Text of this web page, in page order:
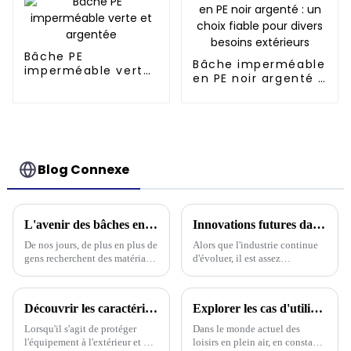
Bâche PE
imperméable verte
Bâche imperméable
en PE noir argenté :
Blog Connexe
L'avenir des bâches en polyéthylène durables pour les acheteurs internationaux
De nos jours, de plus en plus de
gens recherchent des matériaux
Cela a considérablement accru
Innovations futures dans la technologie des bâches PE pour l'industrie 2025
Alors que l'industrie continue
d'évoluer, il est assez
les futures innovations dans la
vont vraiment bouleverser les
choses.
Découvrir les caractéristiques des meilleures bâches en polyéthylène robustes et comment choisir celle qui convient à vos besoins
Lorsqu'il s'agit de protéger
l'équipement à l'extérieur et de
Explorer les cas d'utilisation des meilleures bâches de camouflage imperméables dans les aventures en plein air et comment choisir la bonne
Dans le monde actuel des
loisirs en plein air, en constante